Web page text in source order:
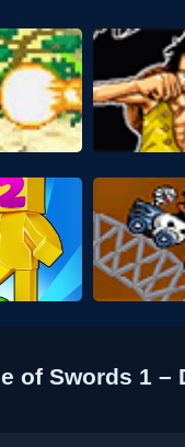
of Swords 1 –